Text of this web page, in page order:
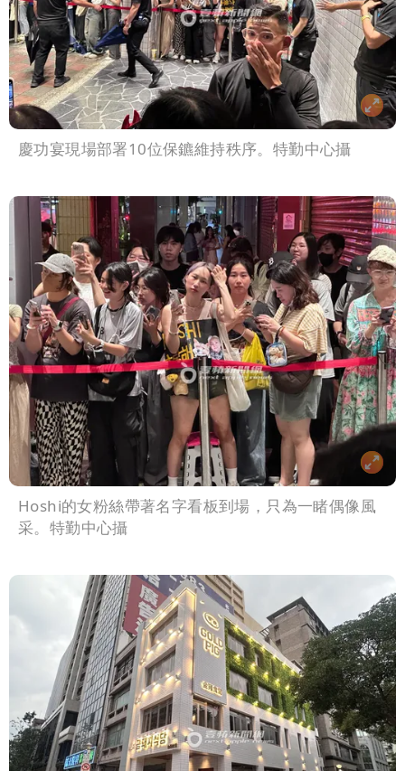
慶功宴現場部署10位保鑣維持秩序。特勤中心攝
Hoshi的女粉絲帶著名字看板到場，只為一睹偶像風
采。特勤中心攝